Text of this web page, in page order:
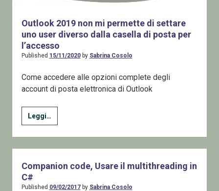
Outlook 2019 non mi permette di settare
uno user diverso dalla casella di posta per
l’accesso
Published 15/11/2020by Sabrina Cosolo
Come accedere alle opzioni complete degli
account di posta elettronica di Outlook
Leggi…
2019
non
mi
permette
settare
Companion code, Usare il multithreading in
C#
Published 09/02/2017by Sabrina Cosolo